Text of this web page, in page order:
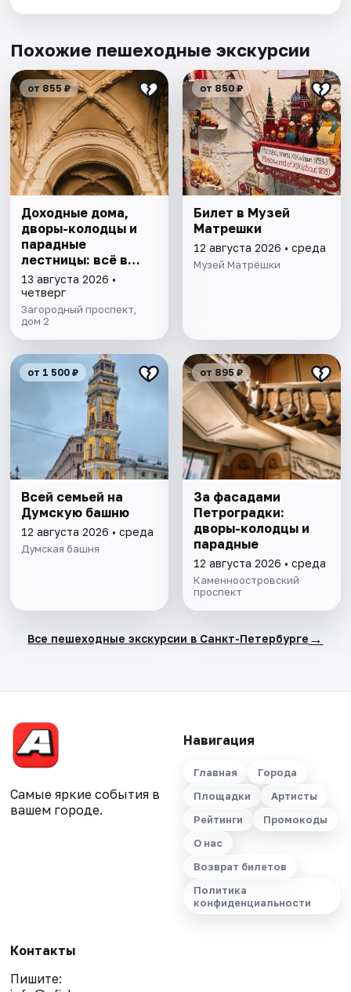
Похожие пешеходные экскурсии
от 855 ₽
Доходные дома,
дворы-колодцы и
парадные
лестницы: всё в
одной прогулке
13 августа 2026 •
четверг
Загородный проспект,
дом 2
от 850 ₽
Билет в Музей
Матрешки
12 августа 2026 • среда
Музей Матрёшки
от 1 500 ₽
Всей семьей на
Думскую башню
12 августа 2026 • среда
Думская башня
от 895 ₽
За фасадами
Петроградки:
дворы-колодцы и
парадные
12 августа 2026 • среда
Каменноостровский
проспект
Все пешеходные экскурсии в Санкт-Петербурге →
Самые яркие события в
вашем городе.
Навигация
Главная
Города
Площадки
Артисты
Рейтинги
Промокоды
О нас
Возврат билетов
Политика
конфиденциальности
Контакты
Пишите: